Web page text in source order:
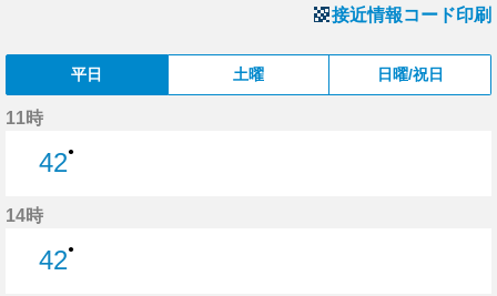
接近情報コード印刷
平日 土曜 日曜/祝日
11時
42●
14時
42●